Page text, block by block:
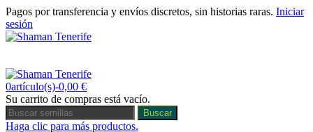
Pagos por transferencia y envíos discretos, sin historias raras. Iniciar
sesión
0artículo(s)-0,00 €
Su carrito de compras está vacío.
Buscar
Haga clic para más productos.